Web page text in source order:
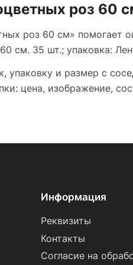
роз 60
роз 60 см» помогает
см. 35 шт.; упаковка:
упаковку и размер с
цена, изображение,
Информация
Реквизиты
Контакты
Согласие на